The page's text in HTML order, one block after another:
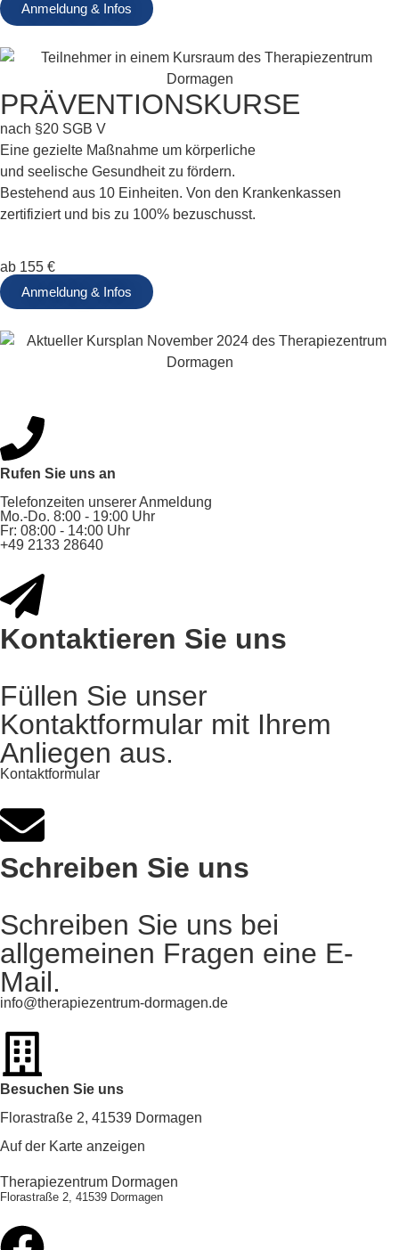
Anmeldung & Infos
PRÄVENTIONSKURSE
nach §20 SGB V
Eine gezielte Maßnahme um körperliche
und seelische Gesundheit zu fördern.
Bestehend aus 10 Einheiten. Von den Krankenkassen
zertifiziert und bis zu 100% bezuschusst.
ab 155 €
Anmeldung & Infos
Rufen Sie uns an
Telefonzeiten unserer Anmeldung
Mo.-Do. 8:00 - 19:00 Uhr
Fr: 08:00 - 14:00 Uhr
+49 2133 28640
Kontaktieren Sie uns
Füllen Sie unser
Kontaktformular mit Ihrem
Anliegen aus.
Kontaktformular
Schreiben Sie uns
Schreiben Sie uns bei
allgemeinen Fragen eine E-
Mail.
info@therapiezentrum-dormagen.de
Besuchen Sie uns
Florastraße 2, 41539 Dormagen
Auf der Karte anzeigen
Therapiezentrum Dormagen
Florastraße 2, 41539 Dormagen